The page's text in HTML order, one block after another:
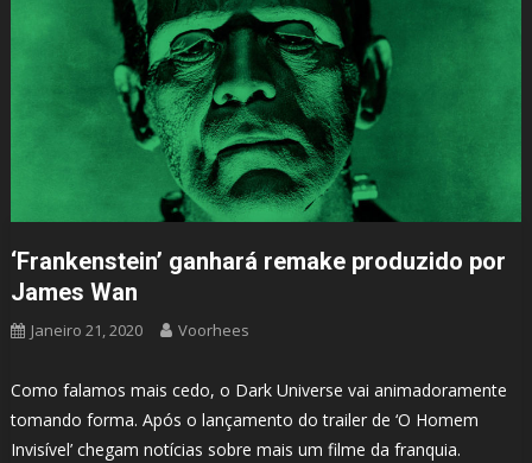
‘Frankenstein’ ganhará remake produzido por
James Wan
Janeiro 21, 2020 Voorhees
Como falamos mais cedo, o Dark Universe vai animadoramente
tomando forma. Após o lançamento do trailer de ‘O Homem
Invisível’ chegam notícias sobre mais um filme da franquia.